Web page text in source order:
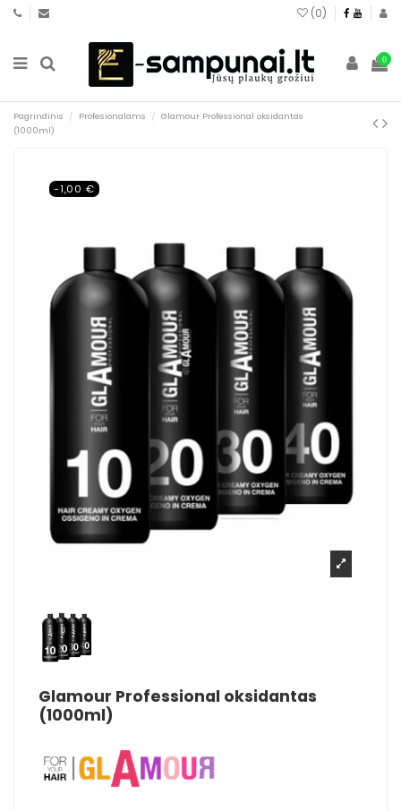
(0)
0
Pagrindinis Profesionalams
Glamour Professional oksidantas
(1000ml)
-1,00 €
Glamour Professional oksidantas
(1000ml)